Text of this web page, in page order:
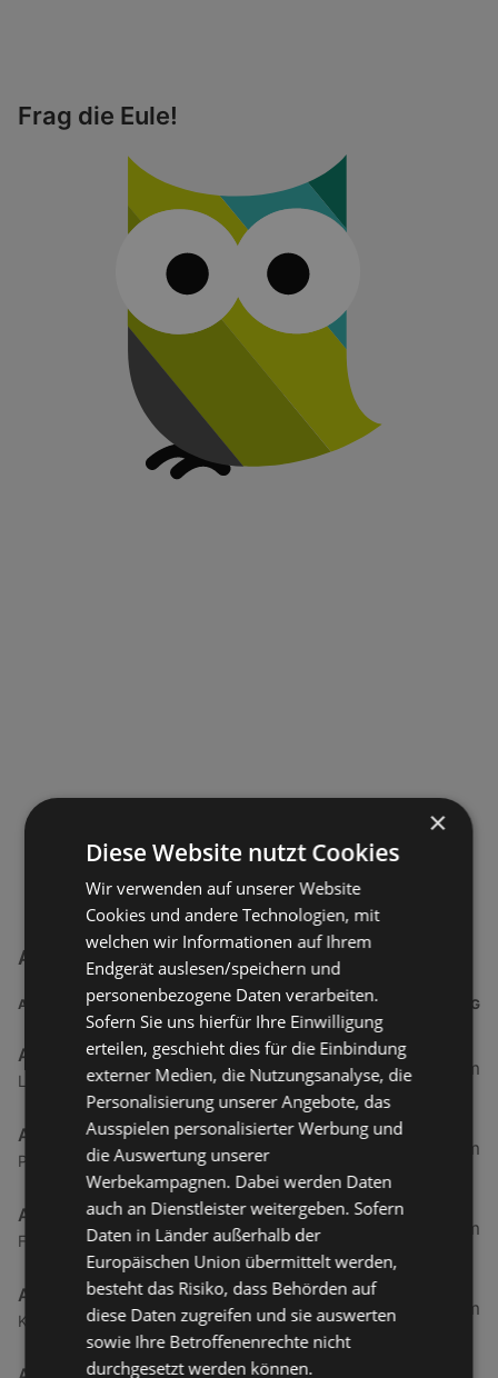
Frag die Eule!
A1 Tankstelle Filialen in der Nähe
ADRESSE ENTFERNUNG
A1 Tankstelle
Loferer Bundesstraße 1, 6384 Waidring
227,04 km
A1 Tankstelle
Pockhorn 29, 9844 Heiligenblut
251,44 km
A1 Tankstelle Wilhelm Feichtinger
Franz-Kreutzbergerstraße 9, 5310 Mondsee
284,24 km
A1 Tankstelle
Konrad-Lesiak-Platz 6, 5340 St. Gilgen
284,28 km
×
Diese Website nutzt Cookies
Wir verwenden auf unserer Website
Cookies und andere Technologien, mit
welchen wir Informationen auf Ihrem
Endgerät auslesen/speichern und
personenbezogene Daten verarbeiten.
Sofern Sie uns hierfür Ihre Einwilligung
erteilen, geschieht dies für die Einbindung
externer Medien, die Nutzungsanalyse, die
Personalisierung unserer Angebote, das
Ausspielen personalisierter Werbung und
die Auswertung unserer
Werbekampagnen. Dabei werden Daten
auch an Dienstleister weitergeben. Sofern
Daten in Länder außerhalb der
Europäischen Union übermittelt werden,
besteht das Risiko, dass Behörden auf
diese Daten zugreifen und sie auswerten
sowie Ihre Betroffenenrechte nicht
durchgesetzt werden können.